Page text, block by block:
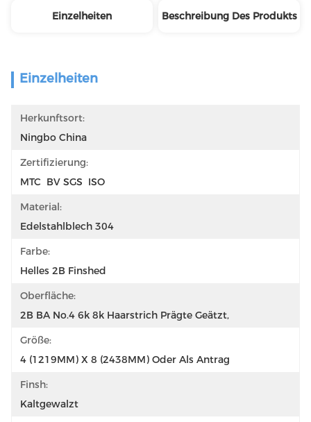
Einzelheiten Beschreibung Des Produkts
Einzelheiten
Herkunftsort:
Ningbo China
Zertifizierung:
MTC  BV SGS  ISO
Material:
Edelstahlblech 304
Farbe:
Helles 2B Finshed
Oberfläche:
2B BA No.4 6k 8k Haarstrich Prägte Geätzt,
Größe:
4 (1219MM) X 8 (2438MM) Oder Als Antrag
Finsh:
Kaltgewalzt